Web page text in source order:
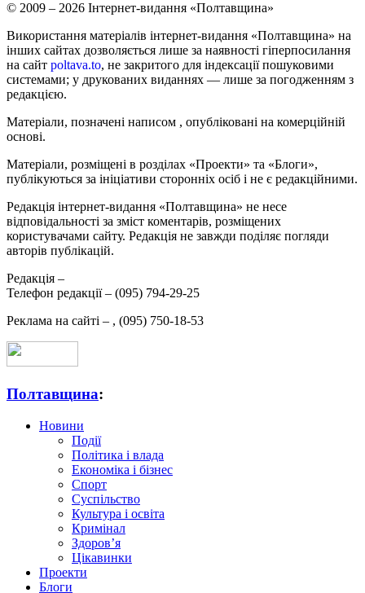
© 2009 – 2026 Інтернет-видання «Полтавщина»
Використання матеріалів інтернет-видання «Полтавщина» на
інших сайтах дозволяється лише за наявності гіперпосилання
на сайт poltava.to, не закритого для індексації пошуковими
системами; у друкованих виданнях — лише за погодженням з
редакцією.
Матеріали, позначені написом , опубліковані на комерційній
основі.
Матеріали, розміщені в розділах «Проекти» та «Блоги»,
публікуються за ініціативи сторонніх осіб і не є редакційними.
Редакція інтернет-видання «Полтавщина» не несе
відповідальності за зміст коментарів, розміщених
користувачами сайту. Редакція не завжди поділяє погляди
авторів публікацій.
Редакція –
Телефон редакції – (095) 794-29-25
Реклама на сайті – , (095) 750-18-53
Полтавщина:
Новини
Події
Політика і влада
Економіка і бізнес
Спорт
Суспільство
Культура і освіта
Кримінал
Здоров’я
Цікавинки
Проекти
Блоги